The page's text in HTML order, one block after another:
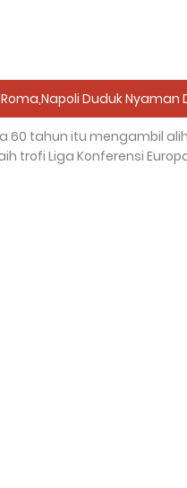
Duduk Nyaman
60 tahun itu mengambil
trofi Liga Konferensi